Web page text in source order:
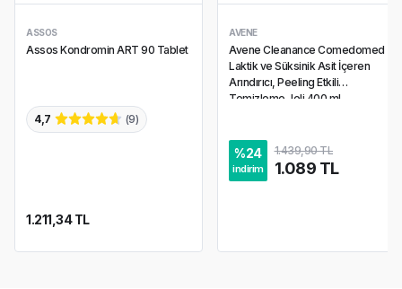
ASSOS
Assos Kondromin ART 90 Tablet
4,7 (9)
1.211,34 TL
AVENE
Avene Cleanance Comedomed
Laktik ve Süksinik Asit İçeren
Arındırıcı, Peeling Etkili
Temizleme Jeli 400 ml
%24
indirim
1.439,90 TL
1.089 TL